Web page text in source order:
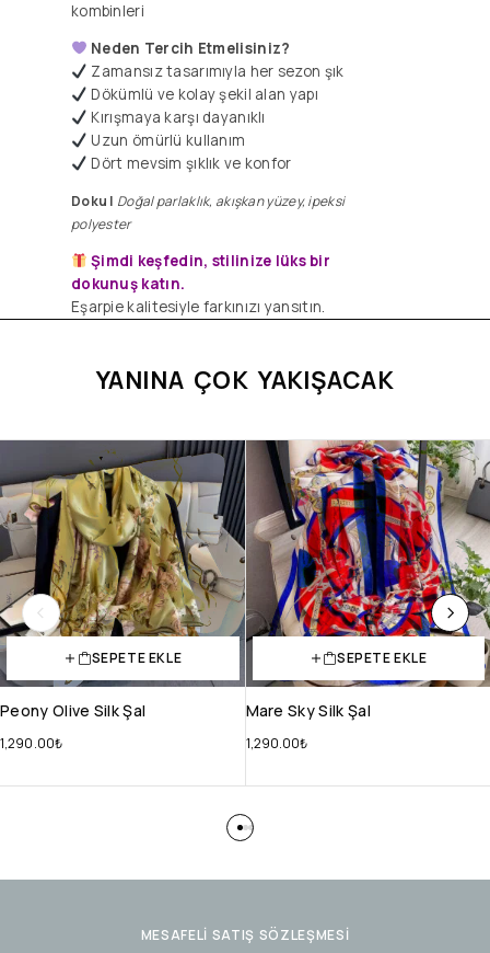
kombinleri
Neden Tercih Etmelisiniz?
Zamansız tasarımıyla her sezon şık
Dökümlü ve kolay şekil alan yapı
​Kırışmaya karşı dayanıklı
Uzun ömürlü kullanım
Dört mevsim şıklık ve konfor
Doku | Doğal parlaklık, akışkan yüzey, ipeksi
polyester
Şimdi keşfedin, stilinize lüks bir
dokunuş katın.
Eşarpie kalitesiyle farkınızı yansıtın.
YANINA ÇOK YAKIŞACAK
SEPETE EKLE
Peony Olive Silk Şal
1,290.00₺
SEPETE EKLE
Mare Sky Silk Şal
1,290.00₺
MESAFELİ SATIŞ SÖZLEŞMESİ